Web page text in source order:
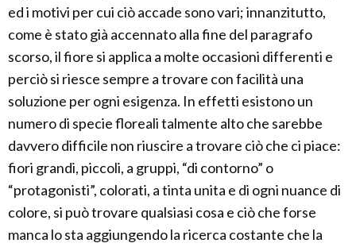
ed i motivi per cui ciò accade sono vari; innanzitutto,
come è stato già accennato alla fine del paragrafo
scorso, il fiore si applica a molte occasioni differenti e
perciò si riesce sempre a trovare con facilità una
soluzione per ogni esigenza. In effetti esistono un
numero di specie floreali talmente alto che sarebbe
davvero difficile non riuscire a trovare ciò che ci piace:
fiori grandi, piccoli, a gruppi, “di contorno” o
“protagonisti”, colorati, a tinta unita e di ogni nuance di
colore, si può trovare qualsiasi cosa e ciò che forse
manca lo sta aggiungendo la ricerca costante che la